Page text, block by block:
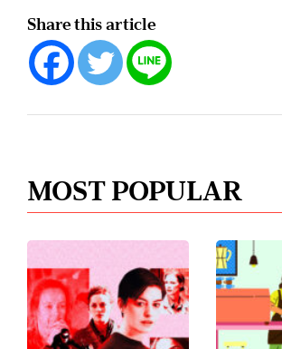
Share this article
MOST POPULAR